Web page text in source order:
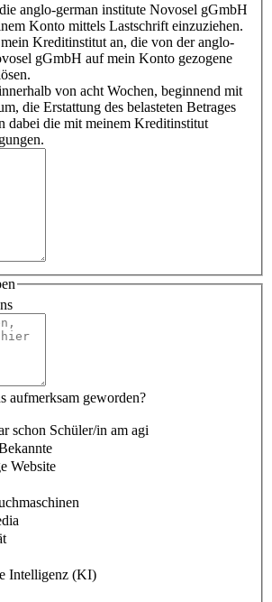
anglo-german institute Novosel gGmbH
Konto mittels Lastschrift einzuziehen.
Kreditinstitut an, die von der anglo-
gGmbH auf mein Konto gezogene
von acht Wochen, beginnend mit
die Erstattung des belasteten Betrages
dabei die mit meinem Kreditinstitut
aufmerksam geworden?
schon Schüler/in am agi
Website
Intelligenz (KI)